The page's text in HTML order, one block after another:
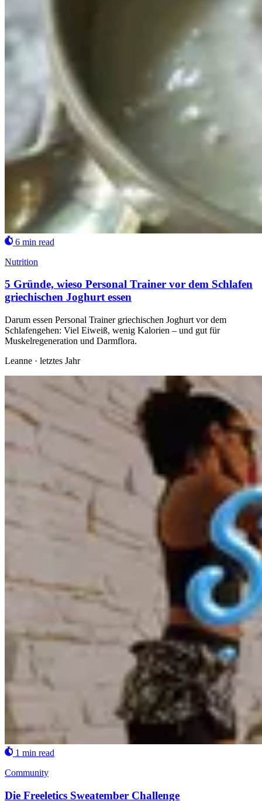
6 min read
Nutrition
5 Gründe, wieso Personal Trainer vor dem Schlafen
griechischen Joghurt essen
Darum essen Personal Trainer griechischen Joghurt vor dem
Schlafengehen: Viel Eiweiß, wenig Kalorien – und gut für
Muskelregeneration und Darmflora.
Leanne · letztes Jahr
1 min read
Community
Die Freeletics Sweatember Challenge